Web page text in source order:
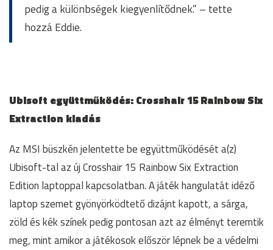
pedig a különbségek kiegyenlítődnek.” – tette
hozzá Eddie.
Ubisoft együttműködés: Crosshair 15 Rainbow Six
Extraction kiadás
Az MSI büszkén jelentette be együttműködését a(z)
Ubisoft-tal az új Crosshair 15 Rainbow Six Extraction
Edition laptoppal kapcsolatban. A játék hangulatát idéző
laptop szemet gyönyörködtető dizájnt kapott, a sárga,
zöld és kék színek pedig pontosan azt az élményt teremtik
meg, mint amikor a játékosok először lépnek be a védelmi